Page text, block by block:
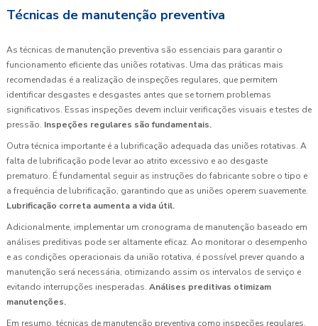
Técnicas de manutenção preventiva
As técnicas de manutenção preventiva são essenciais para garantir o
funcionamento eficiente das uniões rotativas. Uma das práticas mais
recomendadas é a realização de inspeções regulares, que permitem
identificar desgastes e desgastes antes que se tornem problemas
significativos. Essas inspeções devem incluir verificações visuais e testes de
pressão. Inspeções regulares são fundamentais.
Outra técnica importante é a lubrificação adequada das uniões rotativas. A
falta de lubrificação pode levar ao atrito excessivo e ao desgaste
prematuro. É fundamental seguir as instruções do fabricante sobre o tipo e
a frequência de lubrificação, garantindo que as uniões operem suavemente.
Lubrificação correta aumenta a vida útil.
Adicionalmente, implementar um cronograma de manutenção baseado em
análises preditivas pode ser altamente eficaz. Ao monitorar o desempenho
e as condições operacionais da união rotativa, é possível prever quando a
manutenção será necessária, otimizando assim os intervalos de serviço e
evitando interrupções inesperadas. Análises preditivas otimizam
manutenções.
Em resumo, técnicas de manutenção preventiva como inspeções regulares,